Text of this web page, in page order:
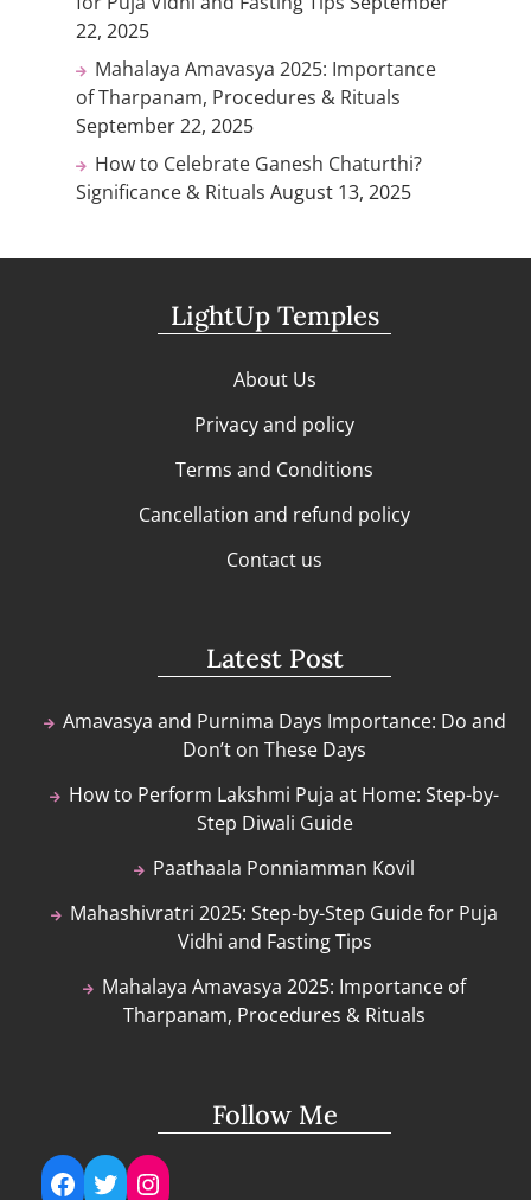
22, 2025
Mahalaya Amavasya 2025: Importance
of Tharpanam, Procedures & Rituals
September 22, 2025
How to Celebrate Ganesh Chaturthi?
Significance & Rituals August 13, 2025
LightUp Temples
About Us
Privacy and policy
Terms and Conditions
Cancellation and refund policy
Contact us
Latest Post
Amavasya and Purnima Days Importance: Do and
Don’t on These Days
How to Perform Lakshmi Puja at Home: Step-by-
Step Diwali Guide
Paathaala Ponniamman Kovil
Mahashivratri 2025: Step-by-Step Guide for Puja
Vidhi and Fasting Tips
Mahalaya Amavasya 2025: Importance of
Tharpanam, Procedures & Rituals
Follow Me
Facebook
TwitterInstagram